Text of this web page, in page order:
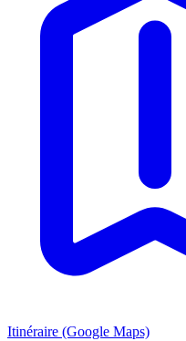
Itinéraire (Google Maps)